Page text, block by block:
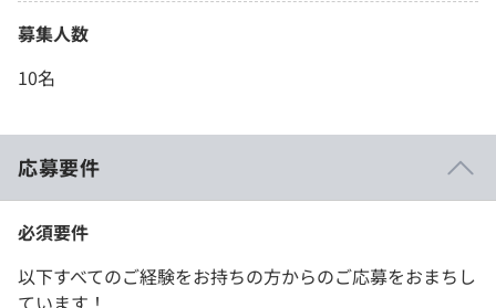
募集人数
10名
応募要件
必須要件
以下すべてのご経験をお持ちの方からのご応募をおまちし